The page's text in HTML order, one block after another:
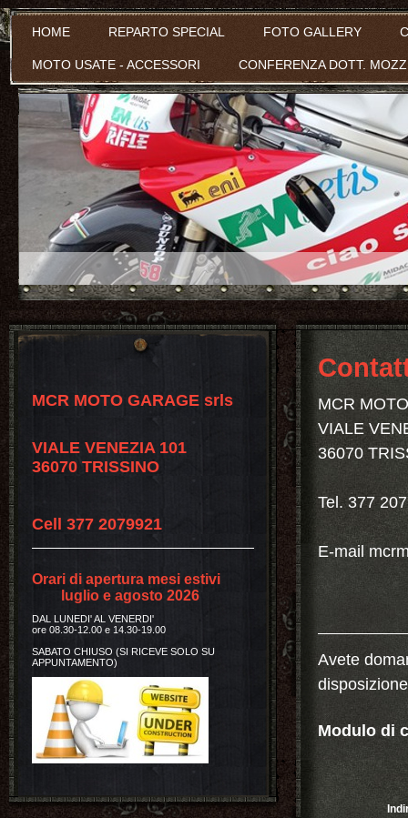
HOME REPARTO SPECIAL FOTO GALLERY
MOTO USATE - ACCESSORI CONFERENZA DOTT.
MCR
VIALE
36070
Tel. 377
E-mail
Avete
Modulo di
MCR MOTO GARAGE srls
VIALE VENEZIA 101
36070 TRISSINO
Cell 377 2079921
Orari di apertura mesi estivi
luglio e agosto 2026
DAL LUNEDI' AL VENERDI'
ore 08.30-12.00 e 14.30-19.00
SABATO CHIUSO (SI RICEVE SOLO SU
APPUNTAMENTO)